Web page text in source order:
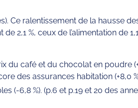
Ce ralentissement de la hausse
2,1 %, ceux de l’alimentation de
du café et du chocolat en poudre
des assurances habitation (+8,0
(-6,8 %). (p.6 et p.19 et 20 des